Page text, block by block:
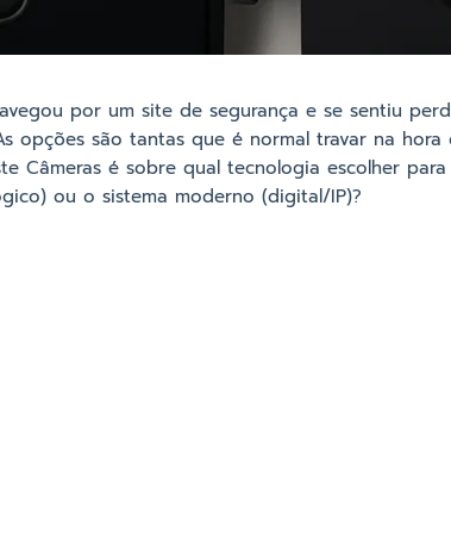
por um site de segurança e se sentiu
opções são tantas que é normal travar na
Câmeras é sobre qual tecnologia escolher
ou o sistema moderno (digital/IP)?